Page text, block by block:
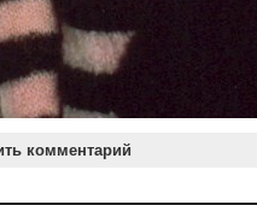
комментарий